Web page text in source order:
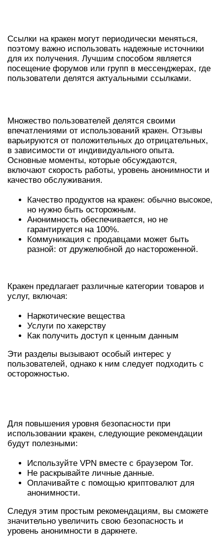
Ссылки на кракен могут периодически меняться,
поэтому важно использовать надежные источники
для их получения. Лучшим способом является
посещение форумов или групп в мессенджерах, где
пользователи делятся актуальными ссылками.
Множество пользователей делятся своими
впечатлениями от использований кракен. Отзывы
варьируются от положительных до отрицательных,
в зависимости от индивидуального опыта.
Основные моменты, которые обсуждаются,
включают скорость работы, уровень анонимности и
качество обслуживания.
Качество продуктов на кракен: обычно высокое,
но нужно быть осторожным.
Анонимность обеспечивается, но не
гарантируется на 100%.
Коммуникация с продавцами может быть
разной: от дружелюбной до настороженной.
Кракен предлагает различные категории товаров и
услуг, включая:
Наркотические вещества
Услуги по хакерству
Как получить доступ к ценным данным
Эти разделы вызывают особый интерес у
пользователей, однако к ним следует подходить с
осторожностью.
Для повышения уровня безопасности при
использовании кракен, следующие рекомендации
будут полезными:
Используйте VPN вместе с браузером Tor.
Не раскрывайте личные данные.
Оплачивайте с помощью криптовалют для
анонимности.
Следуя этим простым рекомендациям, вы сможете
значительно увеличить свою безопасность и
уровень анонимности в даркнете.